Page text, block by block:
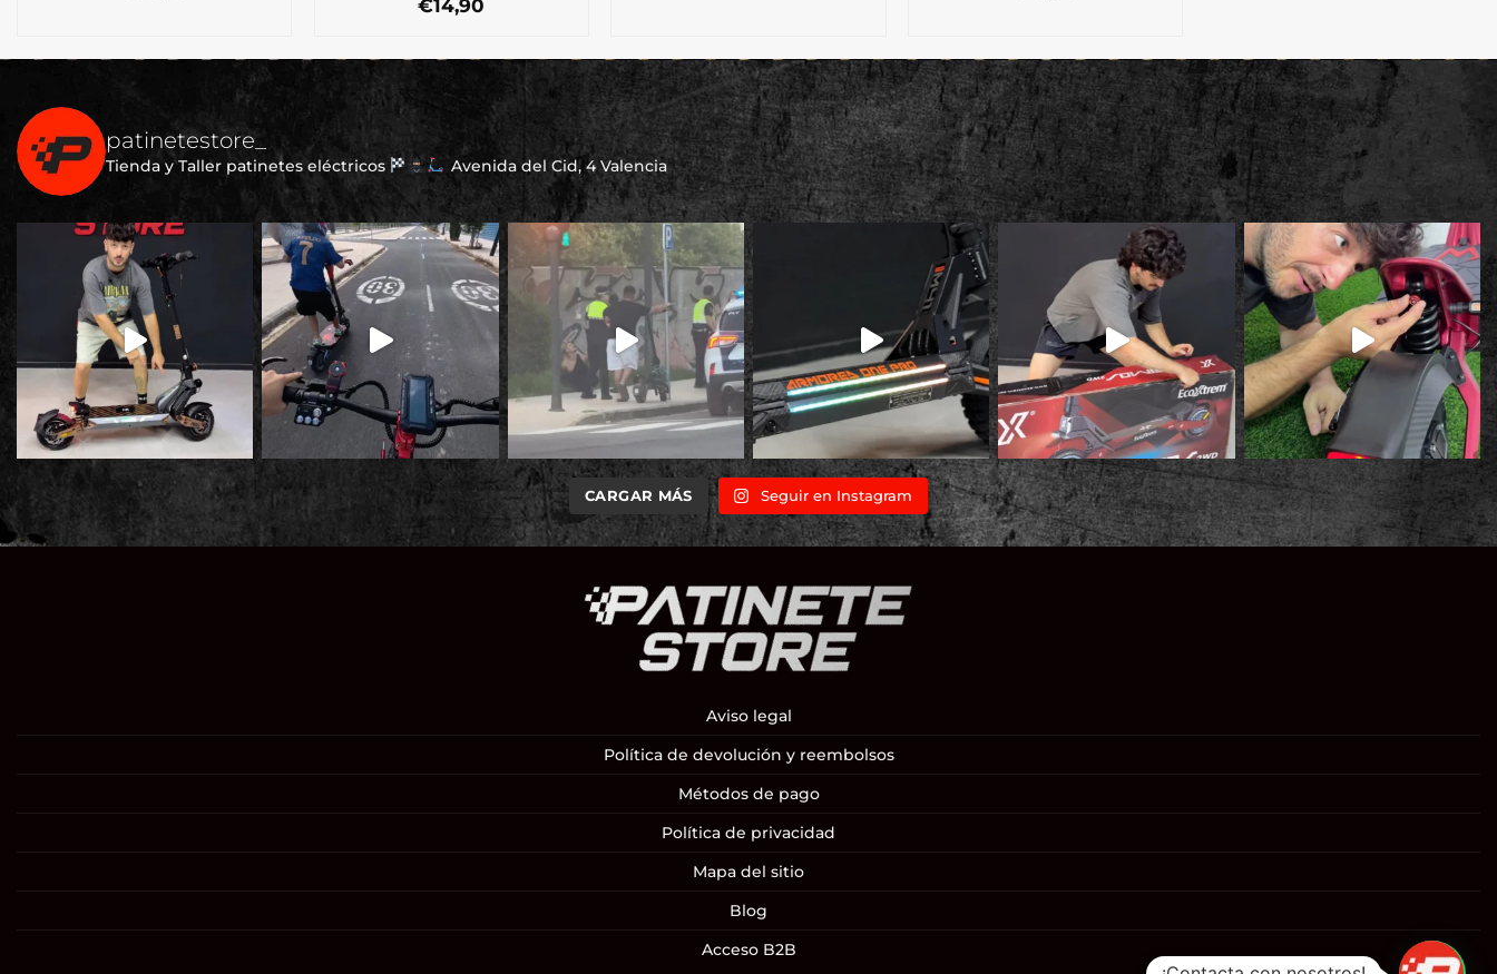
€14,90
patinetestore_
Tienda y Taller patinetes eléctricos Avenida del Cid, 4 Valencia
CARGAR MÁS Seguir en Instagram
Aviso legal
Política de devolución y reembolsos
Métodos de pago
Política de privacidad
Mapa del sitio
Blog
Acceso B2B